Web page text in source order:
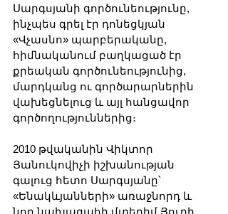
Սարգսյանի գործունեությունը,
ինչպես գրել էր դոնեցկյան
«Վչասնո» պարբերականը,
հիմնականում բաղկացած էր
քրեական գործունեությունից,
մարդկանց ու գործարարներին
վախեցնելուց և այլ հանցավոր
գործողություններից։
2010 թվականին Վիկտոր
Յանուկովիչի իշխանության
գալուց հետո Սարգսյանը՝
«Ենակևյանների» առաջնորդ և